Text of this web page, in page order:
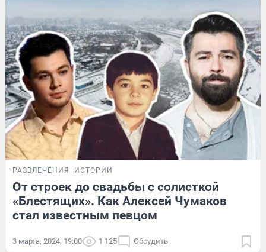
РАЗВЛЕЧЕНИЯ ИСТОРИИ
От строек до свадьбы с солисткой
«Блестящих». Как Алексей Чумаков
стал известным певцом
3 марта, 2024, 19:00 1 125 Обсудить